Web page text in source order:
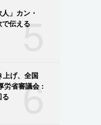
5
」カン・
伝える
6
上げ、全国
労省審議会 :